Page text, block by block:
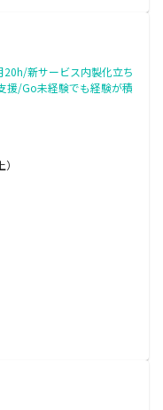
20h/新サービス内製化立ち
援/Go未経験でも経験が積